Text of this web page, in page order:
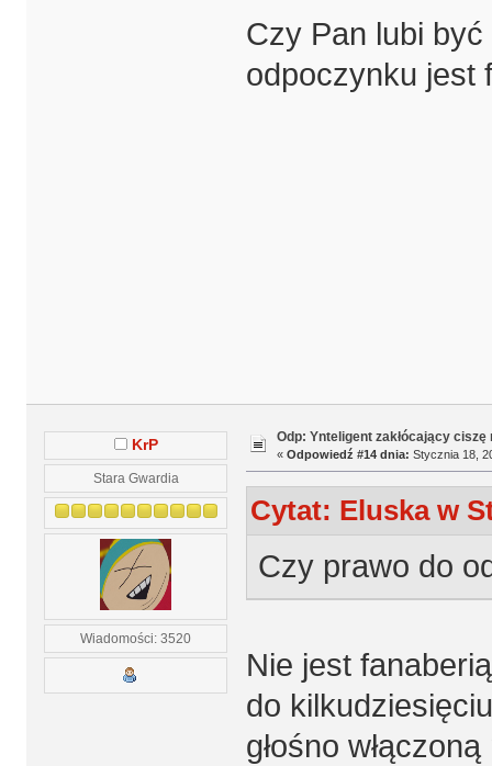
Czy Pan lubi
odpoczynku jest
KrP
Stara Gwardia
Wiadomości: 3520
Odp: Ynteligent zakłócający ciszę
« Odpowiedź #14 dnia: Stycznia 18,
Cytat: Eluska w
Czy prawo do
Nie jest
do
głośno